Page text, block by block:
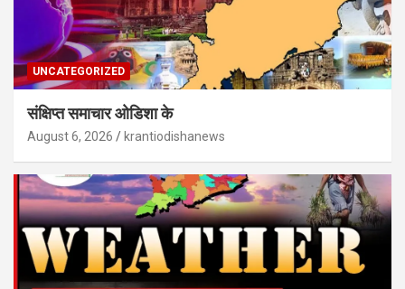
UNCATEGORIZED
संक्षिप्त समाचार ओडिशा के
August 6, 2026 krantiodishanews